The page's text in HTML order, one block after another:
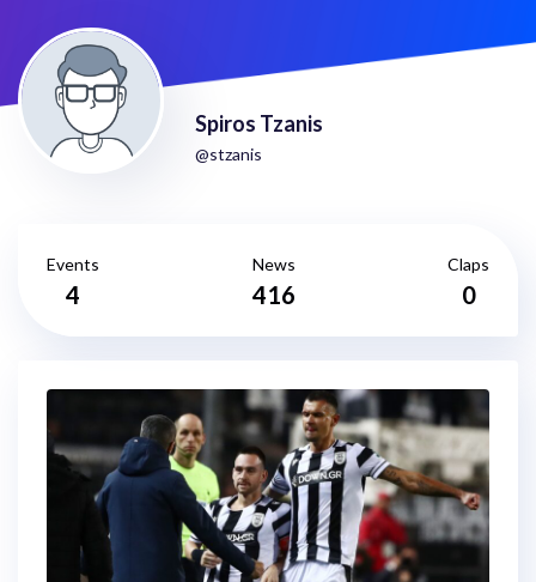
Spiros Tzanis
@stzanis
Events
4
News
416
Claps
0